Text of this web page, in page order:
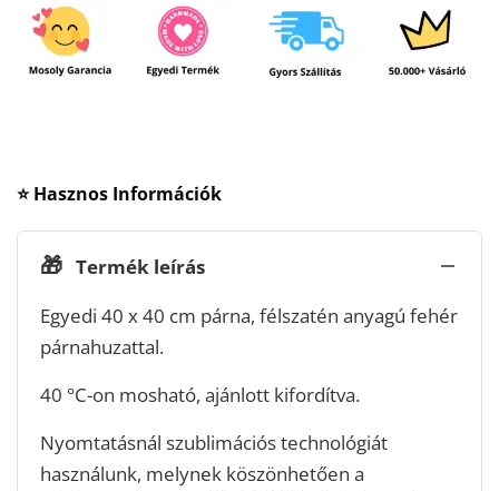
⭐ Hasznos Információk
🎁 Termék leírás
Egyedi 40 x 40 cm párna, félszatén anyagú fehér
párnahuzattal.
40 °C-on mosható, ajánlott kifordítva.
Nyomtatásnál szublimációs technológiát
használunk, melynek köszönhetően a